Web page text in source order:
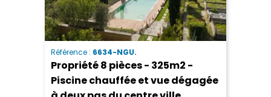
Référence : 6634-NGU.
Propriété 8 pièces - 325m2 -
Piscine chauffée et vue dégagée